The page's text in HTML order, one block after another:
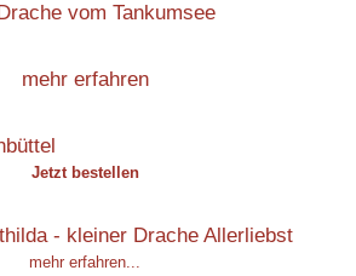
mehr erfahren
Jetzt bestellen
mehr erfahren...